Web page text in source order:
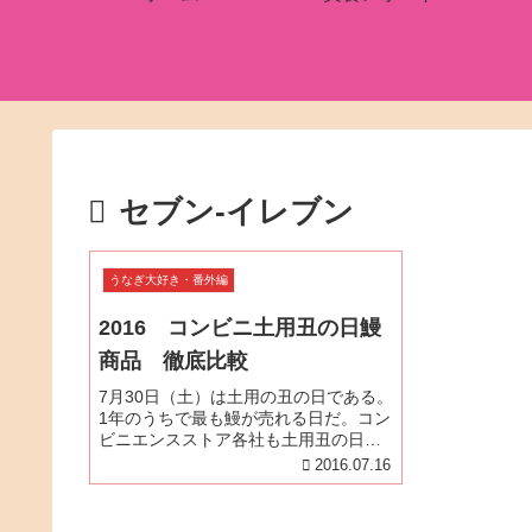
セブン-イレブン
うなぎ大好き・番外編
2016 コンビニ土用丑の日鰻
商品 徹底比較
7月30日（土）は土用の丑の日である。
1年のうちで最も鰻が売れる日だ。コン
ビニエンスストア各社も土用丑の日恒
例「うなぎ蒲焼重」などを予約販売し
ている。以下のコンビニエンスストア
2016.07.16